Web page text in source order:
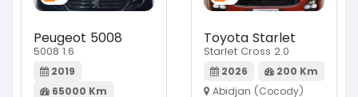
Peugeot 5008
5008 1.6
2019
65000 Km
Toyota Starlet
Starlet Cross 2.0
2026
200 Km
Abidjan (Cocody)